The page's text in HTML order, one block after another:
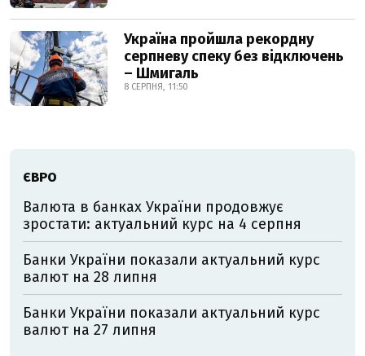
Україна пройшла рекордну
серпневу спеку без відключень
– Шмигаль
8 СЕРПНЯ, 11:50
ЄВРО
Валюта в банках України продовжує
зростати: актуальний курс на 4 серпня
Банки України показали актуальний курс
валют на 28 липня
Банки України показали актуальний курс
валют на 27 липня